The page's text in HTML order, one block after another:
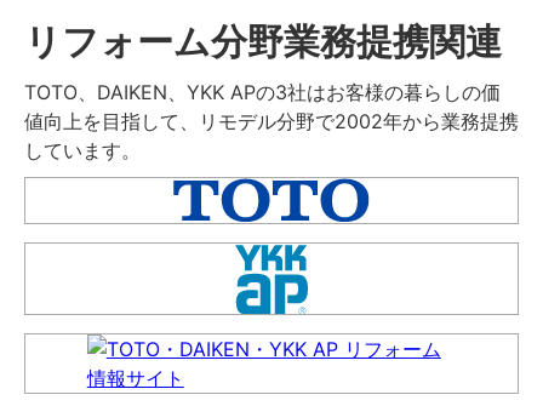
リフォーム分野業務提携関連
TOTO、DAIKEN、YKK APの3社はお客様の暮らしの価
値向上を目指して、リモデル分野で2002年から業務提携
しています。